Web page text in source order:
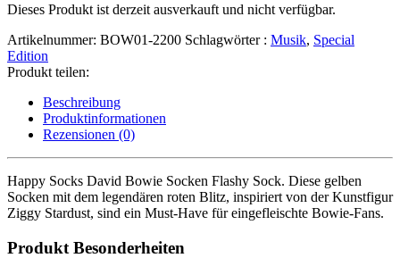
Dieses Produkt ist derzeit ausverkauft und nicht verfügbar.
Artikelnummer: BOW01-2200 Schlagwörter : Musik, Special
Edition
Produkt teilen:
Beschreibung
Produktinformationen
Rezensionen (0)
Happy Socks David Bowie Socken Flashy Sock. Diese gelben
Socken mit dem legendären roten Blitz, inspiriert von der Kunstfigur
Ziggy Stardust, sind ein Must-Have für eingefleischte Bowie-Fans.
Produkt Besonderheiten